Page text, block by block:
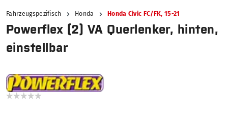
Fahrzeugspezifisch Honda Honda Civic FC/FK, 15-21
Powerflex (2) VA Querlenker, hinten,
einstellbar